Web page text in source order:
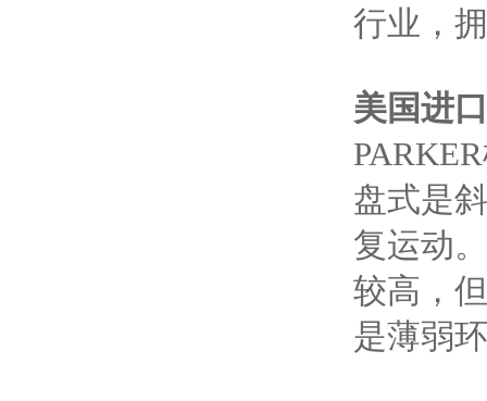
行业，
美国进
盘式是
复运动
较高，
是薄弱